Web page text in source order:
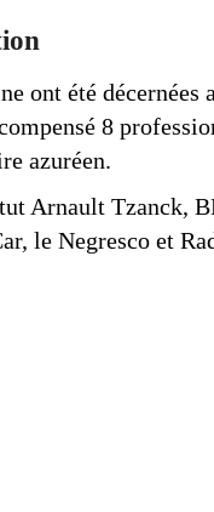
ont été
8
azuréen.
Arnault Tzanck,
le Negresco et